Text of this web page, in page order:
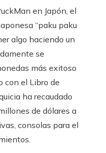
en Japón, el
“paku paku
algo haciendo un
se
más exitoso
con el Libro de
ha recaudado
de dólares a
consolas para el